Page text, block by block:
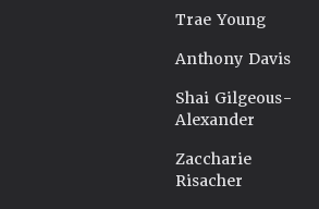
Trae Young
Anthony Davis
Shai Gilgeous-
Alexander
Zaccharie
Risacher